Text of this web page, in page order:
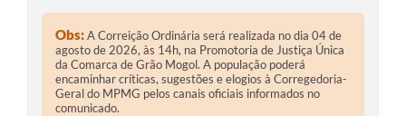
Obs:A Correição Ordinária será realizada no dia 04 de
agosto de 2026, às 14h, na Promotoria de Justiça Única
da Comarca de Grão Mogol. A população poderá
encaminhar críticas, sugestões e elogios à Corregedoria-
Geral do MPMG pelos canais oficiais informados no
comunicado.